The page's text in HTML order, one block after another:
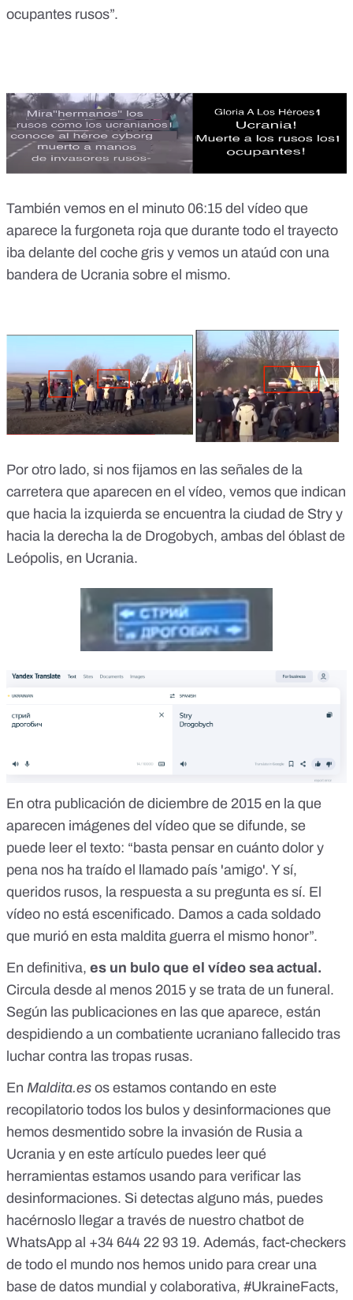
ocupantes rusos”.
También vemos en el minuto 06:15 del vídeo que
aparece la furgoneta roja que durante todo el trayecto
iba delante del coche gris y vemos un ataúd con una
bandera de Ucrania sobre el mismo.
Por otro lado, si nos fijamos en las señales de la
carretera que aparecen en el vídeo, vemos que indican
que hacia la izquierda se encuentra la ciudad de Stry y
hacia la derecha la de Drogobych, ambas del óblast de
Leópolis, en Ucrania.
En otra publicación de diciembre de 2015 en la que
aparecen imágenes del vídeo que se difunde, se
puede leer el texto: “basta pensar en cuánto dolor y
pena nos ha traído el llamado país 'amigo'. Y sí,
queridos rusos, la respuesta a su pregunta es sí. El
vídeo no está escenificado. Damos a cada soldado
que murió en esta maldita guerra el mismo honor”.
En definitiva, es un bulo que el vídeo sea actual.
Circula desde al menos 2015 y se trata de un funeral.
Según las publicaciones en las que aparece, están
despidiendo a un combatiente ucraniano fallecido tras
luchar contra las tropas rusas.
En Maldita.es os estamos contando en este
recopilatorio todos los bulos y desinformaciones que
hemos desmentido sobre la invasión de Rusia a
Ucrania y en este artículo puedes leer qué
herramientas estamos usando para verificar las
desinformaciones. Si detectas alguno más, puedes
hacérnoslo llegar a través de nuestro chatbot de
WhatsApp al +34 644 22 93 19. Además, fact-checkers
de todo el mundo nos hemos unido para crear una
base de datos mundial y colaborativa, #UkraineFacts,